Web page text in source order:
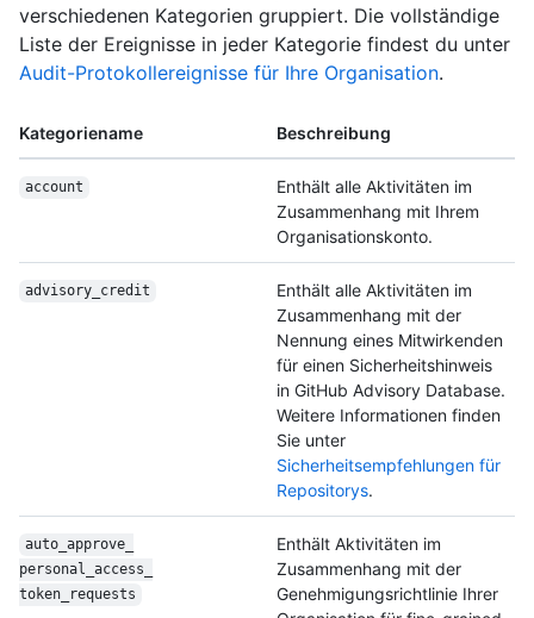
verschiedenen Kategorien gruppiert. Die vollständige
Liste der Ereignisse in jeder Kategorie findest du unter
Audit-Protokollereignisse für Ihre Organisation.
Kategoriename Beschreibung
account
Enthält alle Aktivitäten im
Zusammenhang mit Ihrem
Organisationskonto.
advisory_credit
Enthält alle Aktivitäten im
Zusammenhang mit der
Nennung eines Mitwirkenden
für einen Sicherheitshinweis
in GitHub Advisory Database.
Weitere Informationen finden
Sie unter
Sicherheitsempfehlungen für
Repositorys.
auto_approve_
personal_access_
token_requests
Enthält Aktivitäten im
Zusammenhang mit der
Genehmigungsrichtlinie Ihrer